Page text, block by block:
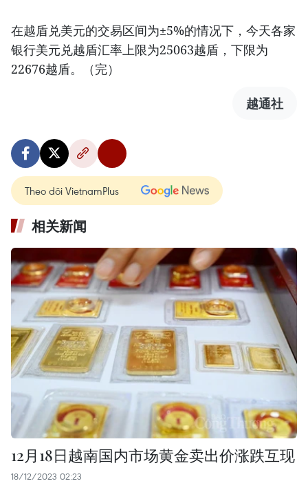
在越盾兑美元的交易区间为±5%的情况下，今天各家
银行美元兑越盾汇率上限为25063越盾，下限为
22676越盾。（完）
越通社
Theo dõi VietnamPlus
相关新闻
12月18日越南国内市场黄金卖出价涨跌互现
18/12/2023 02:23